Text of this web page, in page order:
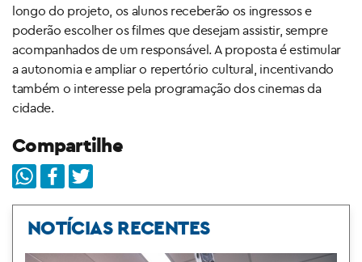
longo do projeto, os alunos receberão os ingressos e
poderão escolher os filmes que desejam assistir, sempre
acompanhados de um responsável. A proposta é estimular
a autonomia e ampliar o repertório cultural, incentivando
também o interesse pela programação dos cinemas da
cidade.
Compartilhe
NOTÍCIAS RECENTES